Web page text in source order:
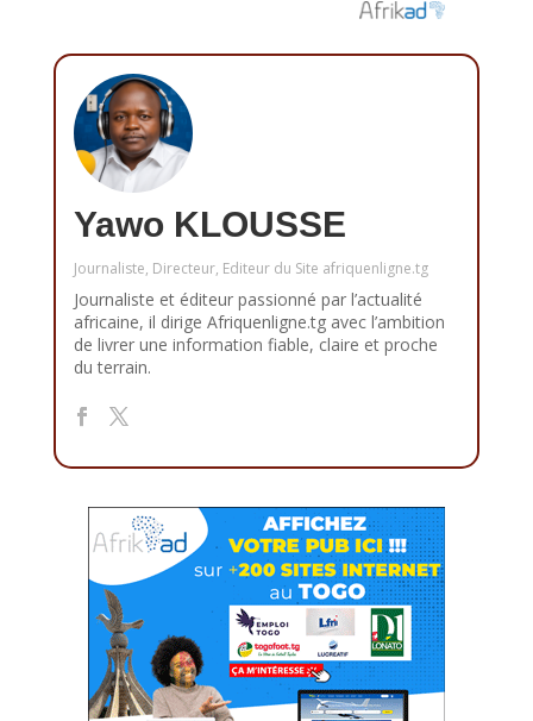
Yawo KLOUSSE
Journaliste, Directeur, Editeur du Site afriquenligne.tg
Journaliste et éditeur passionné par l’actualité
africaine, il dirige Afriquenligne.tg avec l’ambition
de livrer une information fiable, claire et proche
du terrain.